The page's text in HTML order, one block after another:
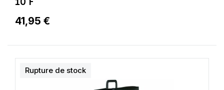
41,95 €
Rupture de stock